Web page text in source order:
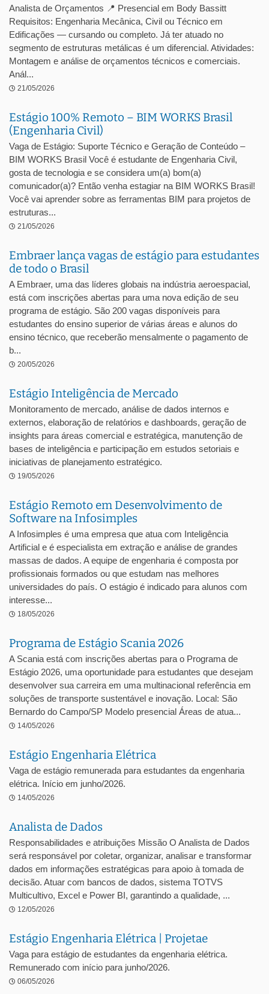
Analista de Orçamentos 📍 Presencial em Body Bassitt
Requisitos: Engenharia Mecânica, Civil ou Técnico em
Edificações — cursando ou completo. Já ter atuado no
segmento de estruturas metálicas é um diferencial. Atividades:
Montagem e análise de orçamentos técnicos e comerciais.
Anál...
21/05/2026
Estágio 100% Remoto – BIM WORKS Brasil
(Engenharia Civil)
Vaga de Estágio: Suporte Técnico e Geração de Conteúdo –
BIM WORKS Brasil Você é estudante de Engenharia Civil,
gosta de tecnologia e se considera um(a) bom(a)
comunicador(a)? Então venha estagiar na BIM WORKS Brasil!
Você vai aprender sobre as ferramentas BIM para projetos de
estruturas...
21/05/2026
Embraer lança vagas de estágio para estudantes
de todo o Brasil
A Embraer, uma das líderes globais na indústria aeroespacial,
está com inscrições abertas para uma nova edição de seu
programa de estágio. São 200 vagas disponíveis para
estudantes do ensino superior de várias áreas e alunos do
ensino técnico, que receberão mensalmente o pagamento de
b...
20/05/2026
Estágio Inteligência de Mercado
Monitoramento de mercado, análise de dados internos e
externos, elaboração de relatórios e dashboards, geração de
insights para áreas comercial e estratégica, manutenção de
bases de inteligência e participação em estudos setoriais e
iniciativas de planejamento estratégico.
19/05/2026
Estágio Remoto em Desenvolvimento de
Software na Infosimples
A Infosimples é uma empresa que atua com Inteligência
Artificial e é especialista em extração e análise de grandes
massas de dados. A equipe de engenharia é composta por
profissionais formados ou que estudam nas melhores
universidades do país. O estágio é indicado para alunos com
interesse...
18/05/2026
Programa de Estágio Scania 2026
A Scania está com inscrições abertas para o Programa de
Estágio 2026, uma oportunidade para estudantes que desejam
desenvolver sua carreira em uma multinacional referência em
soluções de transporte sustentável e inovação. Local: São
Bernardo do Campo/SP Modelo presencial Áreas de atua...
14/05/2026
Estágio Engenharia Elétrica
Vaga de estágio remunerada para estudantes da engenharia
elétrica. Início em junho/2026.
14/05/2026
Analista de Dados
Responsabilidades e atribuições Missão O Analista de Dados
será responsável por coletar, organizar, analisar e transformar
dados em informações estratégicas para apoio à tomada de
decisão. Atuar com bancos de dados, sistema TOTVS
Multicultivo, Excel e Power BI, garantindo a qualidade, ...
12/05/2026
Estágio Engenharia Elétrica | Projetae
Vaga para estágio de estudantes da engenharia elétrica.
Remunerado com início para junho/2026.
06/05/2026